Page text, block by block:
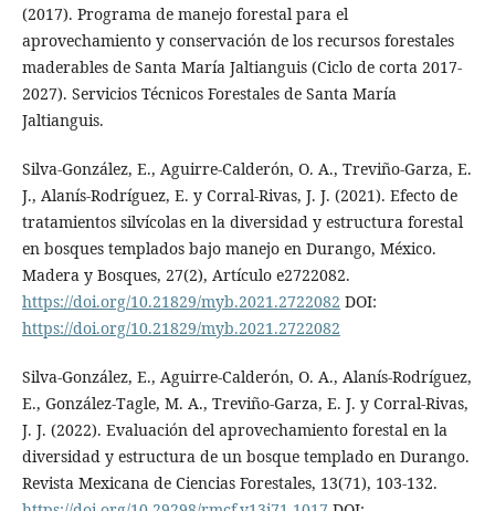
(2017). Programa de manejo forestal para el
aprovechamiento y conservación de los recursos forestales
maderables de Santa María Jaltianguis (Ciclo de corta 2017-
2027). Servicios Técnicos Forestales de Santa María
Jaltianguis.
Silva-González, E., Aguirre-Calderón, O. A., Treviño-Garza, E.
J., Alanís-Rodríguez, E. y Corral-Rivas, J. J. (2021). Efecto de
tratamientos silvícolas en la diversidad y estructura forestal
en bosques templados bajo manejo en Durango, México.
Madera y Bosques, 27(2), Artículo e2722082.
https://doi.org/10.21829/myb.2021.2722082 DOI:
https://doi.org/10.21829/myb.2021.2722082
Silva-González, E., Aguirre-Calderón, O. A., Alanís-Rodríguez,
E., González-Tagle, M. A., Treviño-Garza, E. J. y Corral-Rivas,
J. J. (2022). Evaluación del aprovechamiento forestal en la
diversidad y estructura de un bosque templado en Durango.
Revista Mexicana de Ciencias Forestales, 13(71), 103-132.